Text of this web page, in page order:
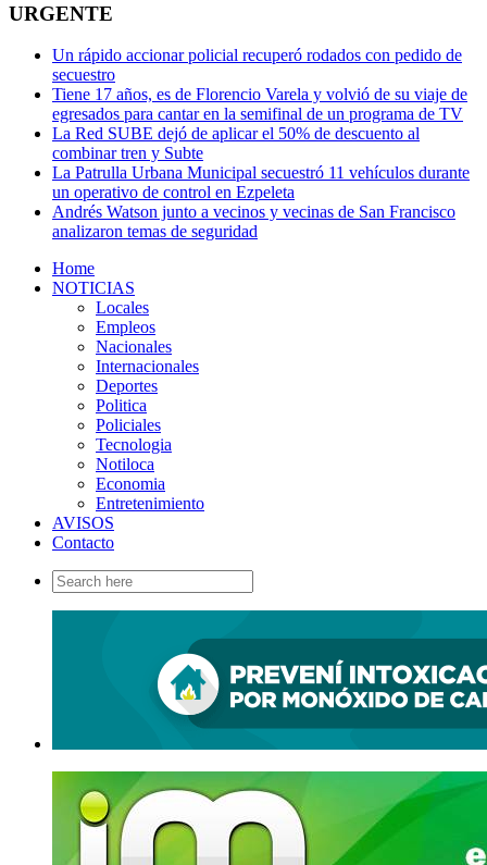
URGENTE
Un rápido accionar policial recuperó rodados con pedido de
secuestro
Tiene 17 años, es de Florencio Varela y volvió de su viaje de
egresados para cantar en la semifinal de un programa de TV
La Red SUBE dejó de aplicar el 50% de descuento al
combinar tren y Subte
La Patrulla Urbana Municipal secuestró 11 vehículos durante
un operativo de control en Ezpeleta
Andrés Watson junto a vecinos y vecinas de San Francisco
analizaron temas de seguridad
Home
NOTICIAS
Locales
Empleos
Nacionales
Internacionales
Deportes
Politica
Policiales
Tecnologia
Notiloca
Economia
Entretenimiento
AVISOS
Contacto
Search
for: